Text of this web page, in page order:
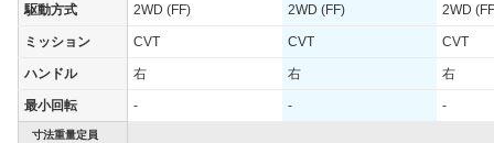
駆動方式 2WD (FF) 2WD (FF) 2WD
ミッション CVT CVT CVT
ハンドル 右 右 右
最小回転 - - -
寸法重量定員